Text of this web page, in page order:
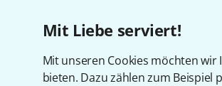
Mit Liebe serviert!
Mit unseren Cookies möchten
bieten. Dazu zählen zum Beispiel